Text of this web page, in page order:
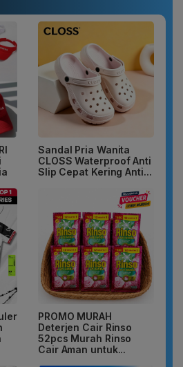
Sandal Pria Wanita
CLOSS Waterproof Anti
Slip Cepat Kering Anti...
PROMO MURAH
Deterjen Cair Rinso
52pcs Murah Rinso
Cair Aman untuk...